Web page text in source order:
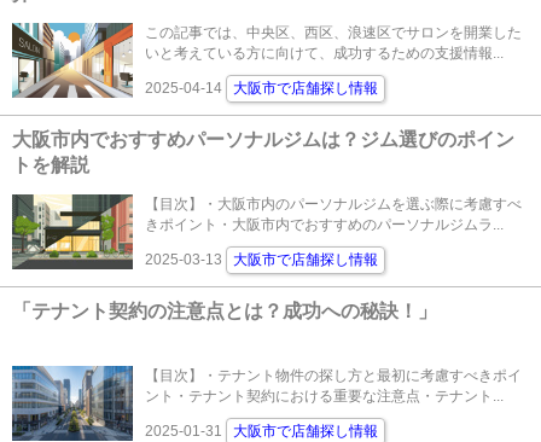
この記事では、中央区、西区、浪速区でサロンを開業した
いと考えている方に向けて、成功するための支援情報...
2025-04-14 大阪市で店舗探し情報
大阪市内でおすすめパーソナルジムは？ジム選びのポイン
トを解説
【目次】・大阪市内のパーソナルジムを選ぶ際に考慮すべ
きポイント・大阪市内でおすすめのパーソナルジムラ...
2025-03-13 大阪市で店舗探し情報
「テナント契約の注意点とは？成功への秘訣！」
【目次】・テナント物件の探し方と最初に考慮すべきポイ
ント・テナント契約における重要な注意点・テナント...
2025-01-31 大阪市で店舗探し情報